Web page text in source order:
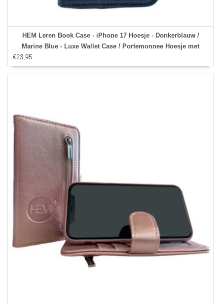
HEM Leren Book Case - iPhone 17 Hoesje - Donkerblauw /
Marine Blue - Luxe Wallet Case / Portemonnee Hoesje met
Pasjeshouder en Bescherming - iPhone 17 Bookcase
€23,95